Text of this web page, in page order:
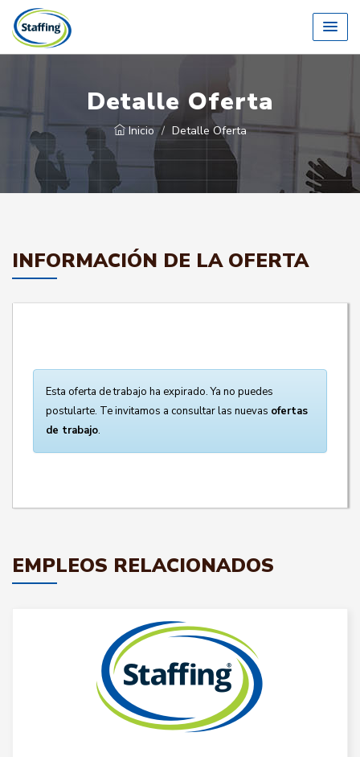
Detalle Oferta
Inicio Detalle Oferta
INFORMACIÓN DE LA OFERTA
Esta oferta de trabajo ha expirado. Ya no puedes
postularte. Te invitamos a consultar las nuevas ofertas
de trabajo.
EMPLEOS RELACIONADOS